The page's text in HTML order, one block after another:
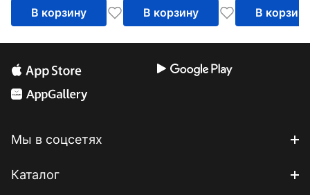
В корзину В корзину В корзину
Мы в соцсетях
Каталог